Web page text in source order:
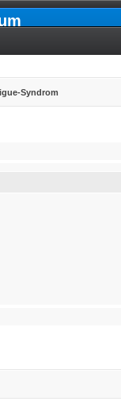
Syndrom